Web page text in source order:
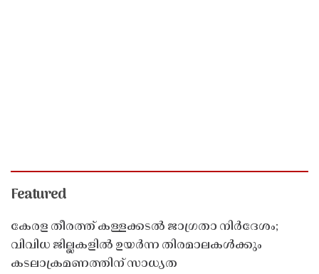
Featured
കേരള തീരത്ത് കള്ളക്കടൽ ജാഗ്രതാ നിർദേശം;
വിവിധ ജില്ലകളിൽ ഉയർന്ന തിരമാലകൾക്കും
കടലാക്രമണത്തിന് സാധ്യത